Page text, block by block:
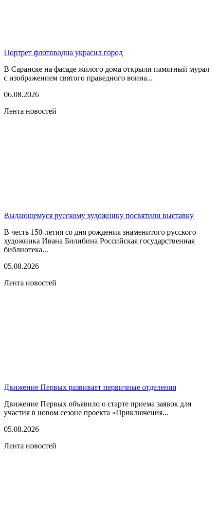
Портрет флотоводца украсил город
В Саранске на фасаде жилого дома открыли памятный мурал
с изображением святого праведного воина...
06.08.2026
Лента новостей
Выдающемуся русскому художнику посвятили выставку
В честь 150-летия со дня рождения знаменитого русского
художника Ивана Билибина Российская государственная
библиотека...
05.08.2026
Лента новостей
Движение Первых развивает первичные отделения
Движение Первых объявило о старте приема заявок для
участия в новом сезоне проекта «Приключения...
05.08.2026
Лента новостей